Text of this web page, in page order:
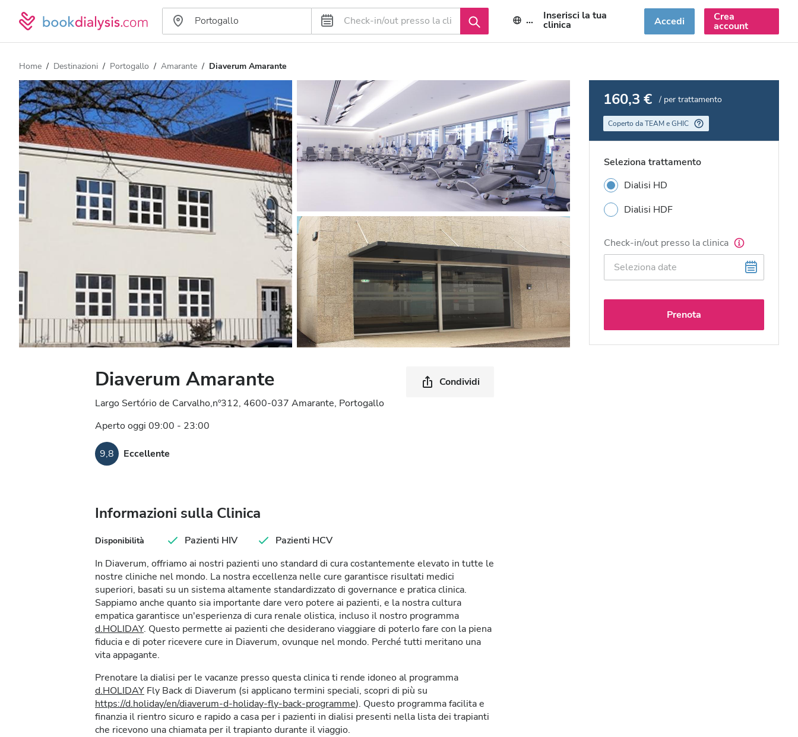
IT Inserisci la tua
clinica Accedi Crea
account
Home Destinazioni Portogallo Amarante Diaverum Amarante
Diaverum Amarante
Largo Sertório de Carvalho,nº312, 4600-037 Amarante, Portogallo
Aperto oggi 09:00 - 23:00
9,8 Eccellente
Condividi
Informazioni sulla Clinica
Disponibilità Pazienti HIV
Pazienti HCV
In Diaverum, offriamo ai nostri pazienti uno standard di cura costantemente elevato in tutte le
nostre cliniche nel mondo. La nostra eccellenza nelle cure garantisce risultati medici
superiori, basati su un sistema altamente standardizzato di governance e pratica clinica.
Sappiamo anche quanto sia importante dare vero potere ai pazienti, e la nostra cultura
empatica garantisce un'esperienza di cura renale olistica, incluso il nostro programma
d.HOLIDAY. Questo permette ai pazienti che desiderano viaggiare di poterlo fare con la piena
fiducia e di poter ricevere cure in Diaverum, ovunque nel mondo. Perché tutti meritano una
vita appagante.
Prenotare la dialisi per le vacanze presso questa clinica ti rende idoneo al programma
d.HOLIDAY Fly Back di Diaverum (si applicano termini speciali, scopri di più su
https://d.holiday/en/diaverum-d-holiday-fly-back-programme). Questo programma facilita e
finanzia il rientro sicuro e rapido a casa per i pazienti in dialisi presenti nella lista dei trapianti
che ricevono una chiamata per il trapianto durante il viaggio.
160,3 € / per trattamento
Coperto da TEAM e GHIC
Seleziona trattamento
Dialisi HD
Dialisi HDF
Check-in/out presso la clinica
Prenota